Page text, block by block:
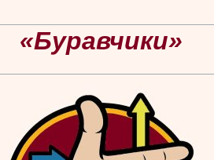
«Буравчики»